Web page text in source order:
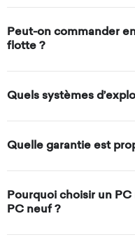
Peut-on commander
flotte ?
Quels systèmes
Quelle garantie est
Pourquoi choisir un
PC neuf ?